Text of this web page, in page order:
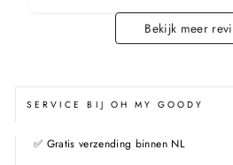
Bekijk meer
SERVICE BIJ OH MY GOODY
✅ Gratis verzending binnen NL